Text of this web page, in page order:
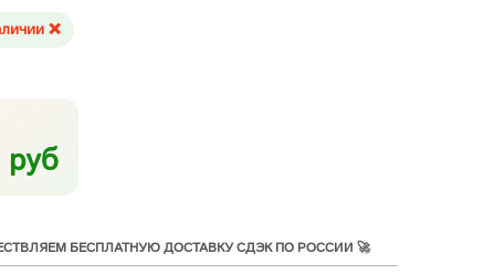
❌
руб
БЕСПЛАТНУЮ ДОСТАВКУ СДЭК ПО РОССИИ 🚀